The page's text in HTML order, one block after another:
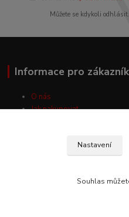
Můžete se kdykoli
Informace pro
O nás
Jak nakupovat
Nastavení
Souhlas